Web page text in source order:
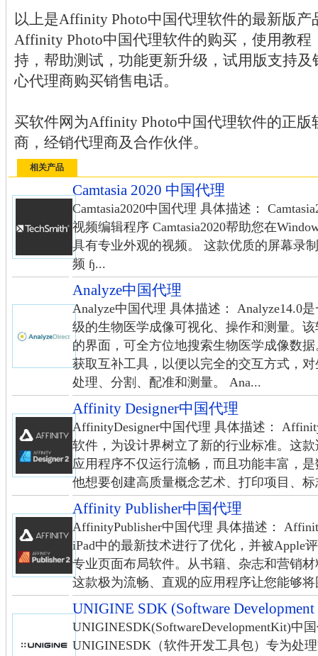
以上是Affinity Photo中国代理软件的最新版产
Affinity Photo中国代理软件的购买，使用教
持，帮助测试，功能更新升级，试用版支持
心代理商购买销售电话。
买软件网为Affinity Photo中国代理软件的正版
商，经销代理商及合作伙伴。
相关产品
Camtasia 2020 中国代理
Camtasia2020中国代理 具体描述：
视频编辑程序 Camtasia2020帮助您在
具有专业外观的视频。 这款优质的屏幕录
频 ɧ...
Analyze中国代理
Analyze中国代理 具体描述： Analyze14.0
级的生物医学成像可视化、操作和测量。
的界面，可全方位地搜索生物医学成像数
获取互补工具，以便以完全的交互方式，
处理、分割、配准和测量。 Ana...
Affinity Designer中国代理
AffinityDesigner中国代理 具体描述：
软件，为设计界树立了新的行业标准。这款
应用程序不仅运行流畅，而且功能丰富，
他想要创建高质量概念艺术、打印项目、
Affinity Publisher中国代理
AffinityPublisher中国代理 具体描述：
iPad中的最新技术进行了优化，并被Apple
专业页面布局软件。从书籍、杂志和营销
这款极为流畅、直观的应用程序让您能够
UNIGINE SDK (Software
UNIGINESDK(SoftwareDevelopmentKit)中
UNIGINESDK（软件开发工具包）专为处